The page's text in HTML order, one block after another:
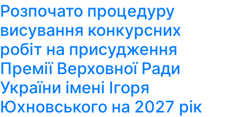
Розпочато процедуру
висування конкурсних
робіт на присудження
Премії Верховної Ради
України імені Ігоря
Юхновського на 2027 рік